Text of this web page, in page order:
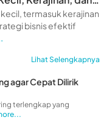
termasuk kerajinan
bisnis efektif
Lihat Selengkapnya
agar Cepat Dilirik
terlengkap yang